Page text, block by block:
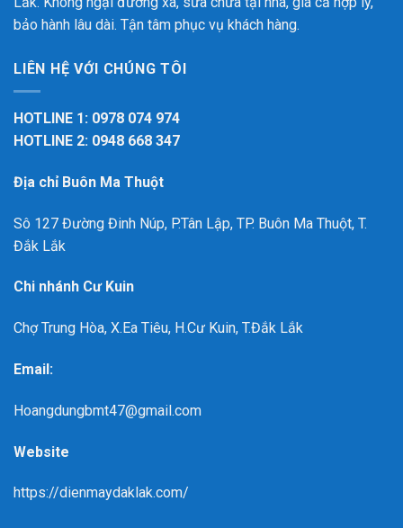
bảo hành lâu dài. Tận tâm phục vụ khách hàng.
LIÊN HỆ VỚI CHÚNG TÔI
HOTLINE 1: 0978 074 974
HOTLINE 2: 0948 668 347
Địa chỉ Buôn Ma Thuột
Sô 127 Đường Đinh Núp, P.Tân Lập, TP. Buôn Ma Thuột, T.
Đắk Lắk
Chi nhánh Cư Kuin
Chợ Trung Hòa, X.Ea Tiêu, H.Cư Kuin, T.Đắk Lắk
Email:
Hoangdungbmt47@gmail.com
Website
https://dienmaydaklak.com/